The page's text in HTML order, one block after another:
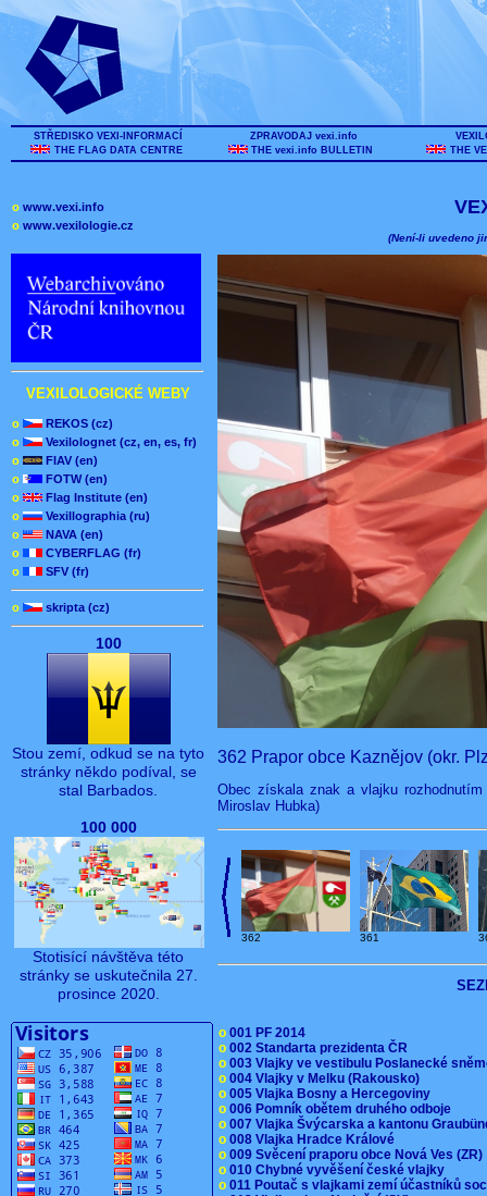
STŘEDISKO VEXI-INFORMACÍ
THE FLAG DATA CENTRE
ZPRAVODAJ vexi.info
THE vexi.info BULLETIN
THE
o www.vexi.info
o www.vexilologie.cz
VEXILOLOGICKÉ WEBY
o
REKOS (cz)
o
Vexilolognet (cz, en, es, fr)
o
FIAV (en)
o
FOTW (en)
o
Flag Institute (en)
o
Vexillographia (ru)
o
NAVA (en)
o
CYBERFLAG (fr)
o
SFV (fr)
o skripta (cz)
100
Stou zemí, odkud se na tyto
stránky někdo podíval, se
stal Barbados.
100 000
Stotisící návštěva této
stránky se uskutečnila 27.
prosince 2020.
(Není-li uvedeno
362 Prapor obce Kaznějov (okr.
Obec získala znak a vlajku
Miroslav Hubka)
362 361
o 001 PF 2014
o 002 Standarta prezidenta ČR
o 003 Vlajky ve vestibulu Poslanecké
o 004 Vlajky v Melku (Rakousko)
o 005 Vlajka Bosny a Hercegoviny
o 006 Pomník obětem druhého odboje
o 007 Vlajka Švýcarska a kantonu
o 008 Vlajka Hradce Králové
o 009 Svěcení praporu obce Nová Ves
o 010 Chybné vyvěšení české vlajky
o 011 Poutač s vlajkami zemí účastníků